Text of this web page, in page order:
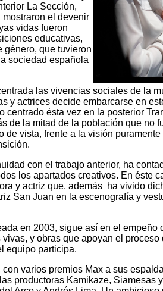
La Sección,
el devenir
vidas fueron
educativas,
género, que tuvieron
sociedad española
las vivencias sociales de la
y actrices decide embarcarse en
centrado ésta vez en la posterior
de la mitad de la población que no
de vista, frente a la visión
con el trabajo anterior, ha
los apartados creativos. En éste
y actriz que, además ha vivido
San Juan en la escenografía y
en 2003, sigue así en el empeño
y obras que apoyan el
equipo participa.
con varios premios Max a sus
productoras Kamikaze, Siamesas